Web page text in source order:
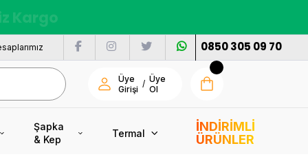
0850 305 09 70
Üye
Girişi
/ Üye
Ol
Şapka
& Kep
Termal
İNDİRİMLİ
ÜRÜNLER